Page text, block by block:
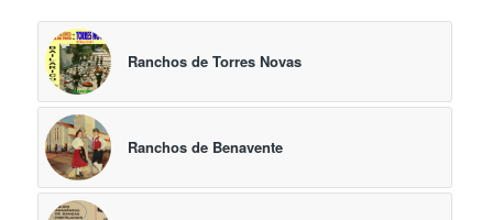
Ranchos de Torres Novas
Ranchos de Benavente